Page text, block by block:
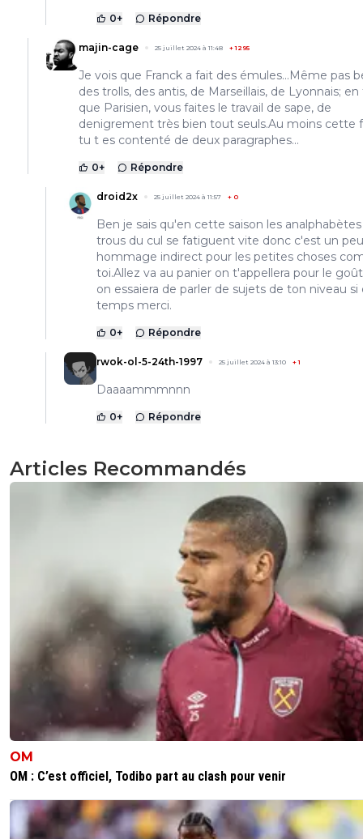
0+ Répondre
majin-cage 25 juillet 2024 à 11:48 +1295
Je vois que Franck a fait des émules...Même pas
des trolls, des antis, de Marseillais, de Lyonnais;
que Parisien, vous faites le travail de sape, de
denigrement très bien tout seuls.Au moins cette
tu t es contenté de deux paragraphes...
0+ Répondre
droid2x 25 juillet 2024 à 11:57 + 0
Ben je sais qu'en cette saison les
trous du cul se fatiguent vite donc c'est un
hommage indirect pour les petites choses
toi.Allez va au panier on t'appellera pour le
on essaiera de parler de sujets de ton niveau si
temps merci.
0+ Répondre
rwok-ol-5-24th-1997 25 juillet 2024 à 13:10 +1
Daaaammmnnn
0+ Répondre
Articles Recommandés
OM
OM : C’est officiel, Todibo part au clash pour venir